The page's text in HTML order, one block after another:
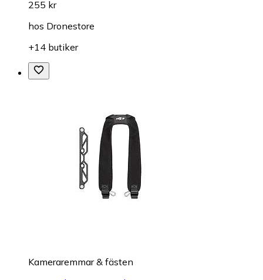
255 kr
hos Dronestore
+14 butiker
Kameraremmar & fästen